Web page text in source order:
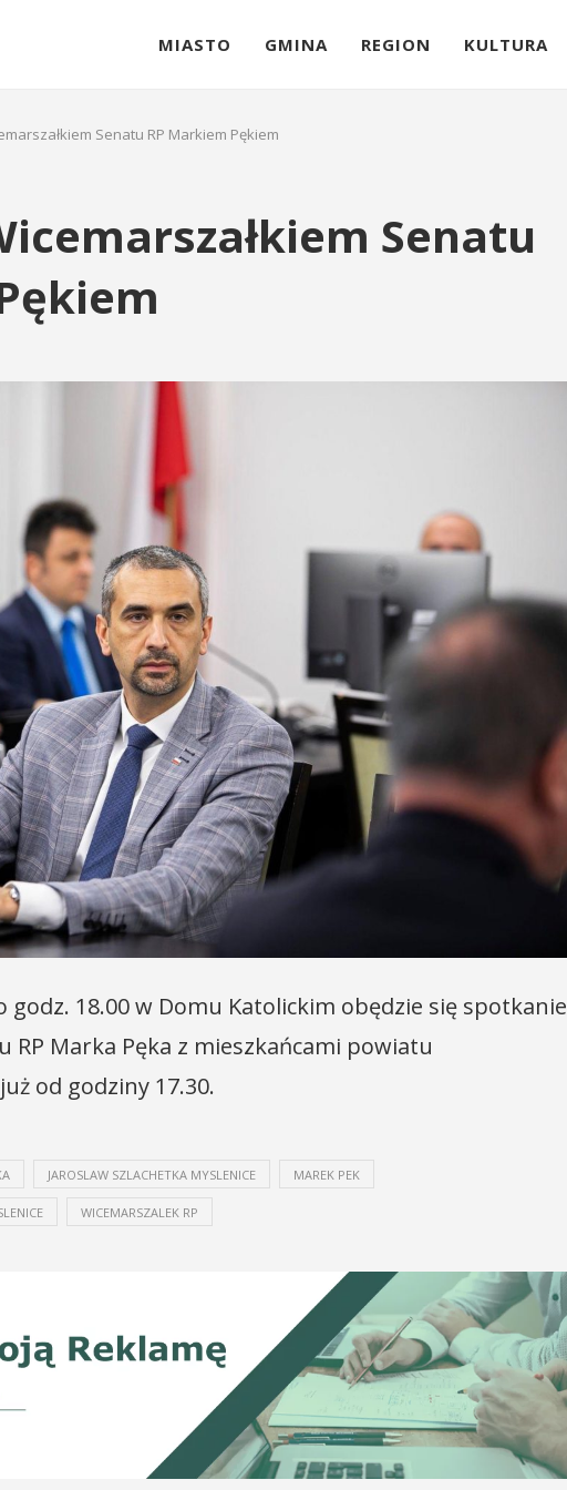
MIASTO GMINA REGION KULTURA
Senatu RP Markiem Pękiem
Senatu
godz. 18.00 w Domu Katolickim obędzie się spotkanie
RP Marka Pęka z mieszkańcami powiatu
od godziny 17.30.
JAROSLAW SZLACHETKA MYSLENICE MAREK PEK
WICEMARSZALEK RP